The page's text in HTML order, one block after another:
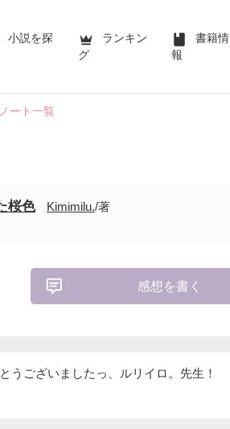
小説を探
ランキン
グ
書籍情
報
ート一覧
桜色 Kimimilu./著
感想を書く
うございましたっ、ルリイロ。先生！